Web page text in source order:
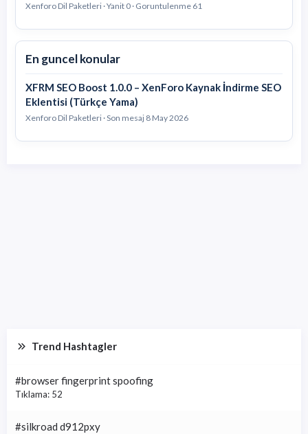
Xenforo Dil Paketleri · Yanit 0 · Goruntulenme 61
En guncel konular
XFRM SEO Boost 1.0.0 – XenForo Kaynak İndirme SEO
Eklentisi (Türkçe Yama)
Xenforo Dil Paketleri · Son mesaj 8 May 2026
Trend Hashtagler
#browser fingerprint spoofing
Tıklama: 52
#silkroad d912pxy